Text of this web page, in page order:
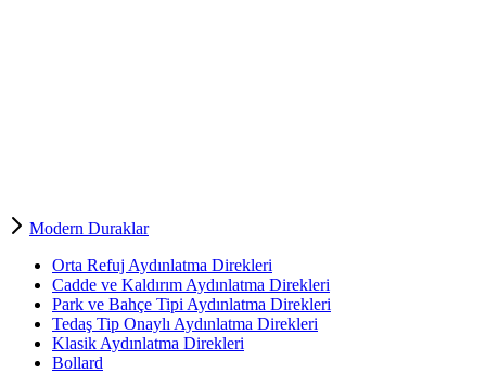
Modern Duraklar
Orta Refuj Aydınlatma Direkleri
Cadde ve Kaldırım Aydınlatma Direkleri
Park ve Bahçe Tipi Aydınlatma Direkleri
Tedaş Tip Onaylı Aydınlatma Direkleri
Klasik Aydınlatma Direkleri
Bollard